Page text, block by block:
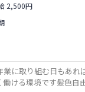
2,500円
業に取り組む日もあれ
働ける環境です髪色自